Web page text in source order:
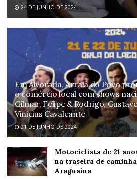
24 DE JUNHO DE 2024
Em Alvorada, Arraiá do Povo
o comércio local com shows
Gilmar, Felipe & Rodrigo,
Vinicius Cavalcante
21 DE JUNHO DE 2024
Motociclista de 21
na traseira de
Araguaína